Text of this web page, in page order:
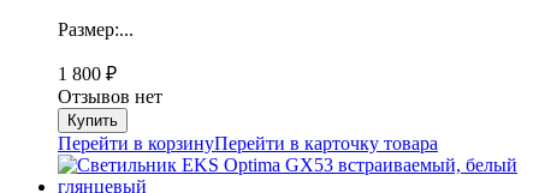
Размер:...
1 800 ₽
Отзывов нет
Перейти в корзинуПерейти в карточку товара